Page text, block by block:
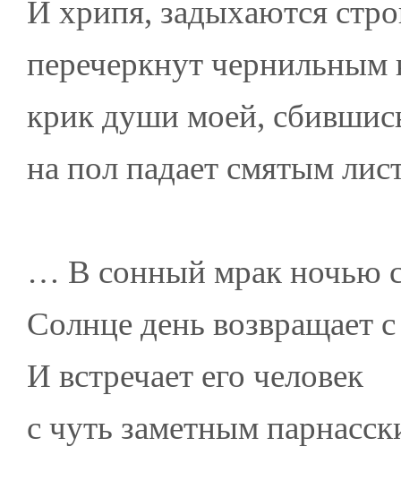
И хрипя, задыхаются
перечеркнут чернильным
крик души моей,
на пол падает смятым
… В сонный мрак ночью
Солнце день возвращает
И встречает его человек
с чуть заметным